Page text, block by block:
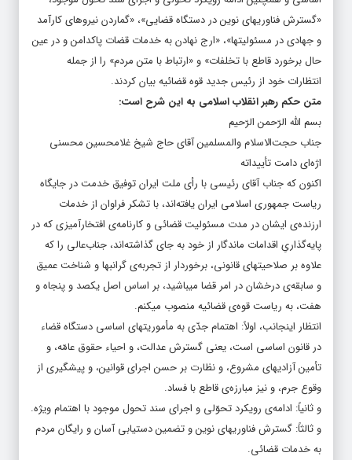
«گسترش فناوریهای نوین در دستگاه قضایی»، «گماردن نیروهای کارآمد
و جهادی در مسئولیتها»، «ارج نهادن به خدمات قضات پاکدامن و در عین
حال برخورد قاطع با تخلفات» و «ارتباط با متن مردم» را از جمله
انتظارات خود از رئیس جدید قوه قضائیه بیان کردند.
متن حکم رهبر انقلاب اسلامی به این شرح است:
بسم الله الرّحمن الرّحیم
جناب حجت‌الاسلام والمسلمین آقای حاج شیخ غلامحسین محسنی
اژه‌ای دامت تأییداته
اکنون که جناب آقای رئیسی با رأی ملت ایران توفیق خدمت در جایگاه
ریاست جمهوری اسلامی ایران یافته‌اند، با تشکر فراوان از خدمات
ارزنده‌ی ایشان در مدت مسئولیت قضائی و کارنامه‌ی افتخارآمیزی که در
پایه‌گذاریِ اقدامات ماندگار از خود به جای گذاشته‌اند، جناب‌عالی را که
علاوه بر صلاحیتهای قانونی، برخوردار از تجربه‌ی گرانبها و شناخت عمیق
و سابقه‌ی درخشان در امر قضا میباشید، بر اساس اصل یکصد و پنجاه و
هفت، به ریاست قوه‌ی قضائیه منصوب میکنم.
انتظار اینجانب، اولاً: اهتمام جدّی به مأموریتهای اساسی دستگاه قضاء
در قانون اساسی است، یعنی گسترش عدالت، و احیاء حقوق عامّه، و
تأمین آزادیهای مشروع، و نظارت بر حسن اجرای قوانین، و پیشگیری از
وقوع جرم، و نیز مبارزه‌ی قاطع با فساد.
و ثانیاً: ادامه‌ی رویکرد تحوّلی و اجرای سند تحول موجود با اهتمام ویژه.
و ثالثاً: گسترش فناوریهای نوین و تضمین دستیابی آسان و رایگان مردم
به خدمات قضائی.